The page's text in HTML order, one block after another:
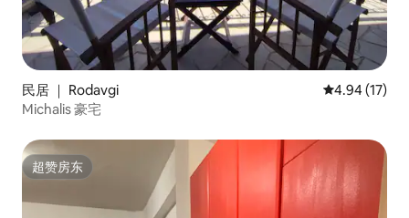
民居 ｜ Rodavgi 平均评分
4.94 (17)
Michalis 豪宅
超赞房东
超赞房东